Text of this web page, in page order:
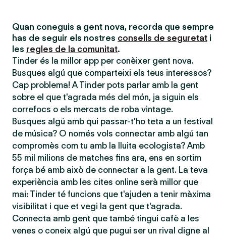
Quan coneguis a gent nova, recorda que sempre
has de seguir els nostres consells de seguretat i
les regles de la comunitat.
Tinder és la millor app per conèixer gent nova.
Busques algú que comparteixi els teus interessos?
Cap problema! A Tinder pots parlar amb la gent
sobre el que t'agrada més del món, ja siguin els
correfocs o els mercats de roba vintage.
Busques algú amb qui passar-t'ho teta a un festival
de música? O només vols connectar amb algú tan
compromès com tu amb la lluita ecologista? Amb
55 mil milions de matches fins ara, ens en sortim
força bé amb això de connectar a la gent. La teva
experiència amb les cites online serà millor que
mai: Tinder té funcions que t'ajuden a tenir màxima
visibilitat i que et vegi la gent que t'agrada.
Connecta amb gent que també tingui cafè a les
venes o coneix algú que pugui ser un rival digne al